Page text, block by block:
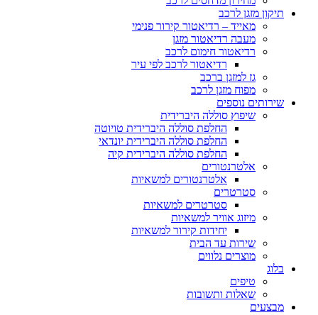
תיקון מזגן לרכב
מאייד – רדיאטור קירור פנימי
מעבה רדיאטור מזגן
רדיאטור חימום לרכב
רדיאטור לרכב לפי עיר
גז למזגן ברכב
מפוח מזגן לרכב
שירותים נוספים
שיפוץ סוללה היברידית
החלפת סוללה היברידית טויוטה
החלפת סוללה היברידית יונדאי
החלפת סוללה היברידית קיה
אלטרנטורים
אלטרנטורים למשאיות
סטרטרים
סטרטרים למשאיות
מיזוג אוויר למשאיות
יחידות קירור למשאיות
שירות עד הבית
מוצרים נלווים
בלוג
טיפים
שאלות ותשובות
מבצעים